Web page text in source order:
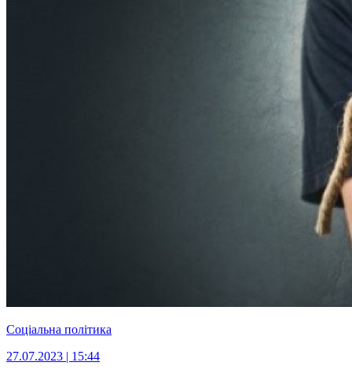
Соціальна політика
27.07.2023 | 15:44